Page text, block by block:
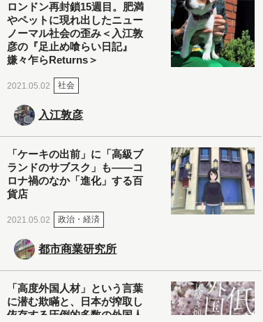
ロンドン再封鎖15週目。肥満
やペットに現れ出したニュー
ノーマル社会の歪み＜入江敦
彦の『足止め喰らい日記』
嫌々乍らReturns＞
2021.05.02 社会
入江敦彦
「ケーキの出前」に「高級ブ
ランドのサブスク」も――コ
ロナ禍のなか「進化」する百
貨店
2021.05.02 政治・経済
都市商業研究所
「高度外国人材」という言葉
に潜む欺瞞と、日本が搾取し
依存する圧倒的多数の外国人